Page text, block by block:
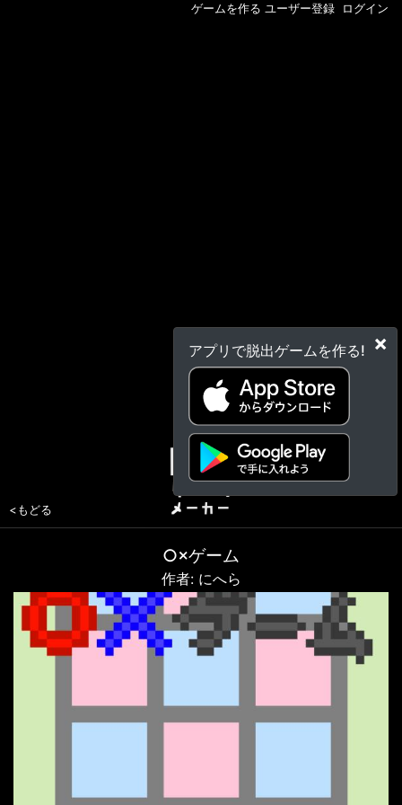
×
アプリで脱出ゲームを作る!
ゲームを作る ユーザー登録 ログイン
<もどる
○×ゲーム
作者: にへら